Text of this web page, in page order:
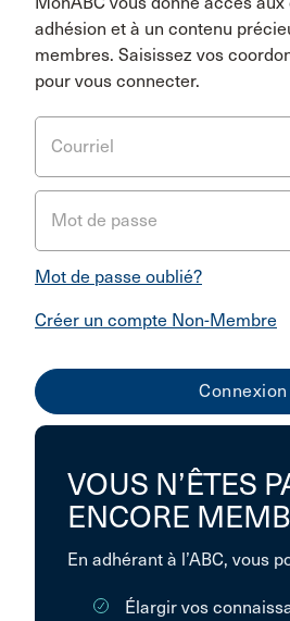
adhésion et à un contenu
membres. Saisissez vos
pour vous connecter.
Courriel
Mot de passe
Mot de passe oublié?
Créer un compte Non-Membre
VOUS N’ÊTES
ENCORE
En adhérant à l’ABC, vous
Élargir vos